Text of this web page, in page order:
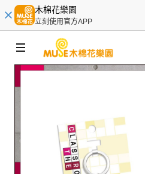
木棉花樂園
立刻使用官方APP